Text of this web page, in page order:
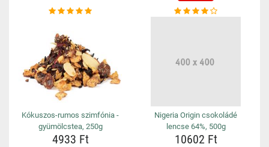
Kókuszos-rumos szimfónia -
gyümölcstea, 250g
4933 Ft
Nigeria Origin csokoládé
lencse 64%, 500g
10602 Ft